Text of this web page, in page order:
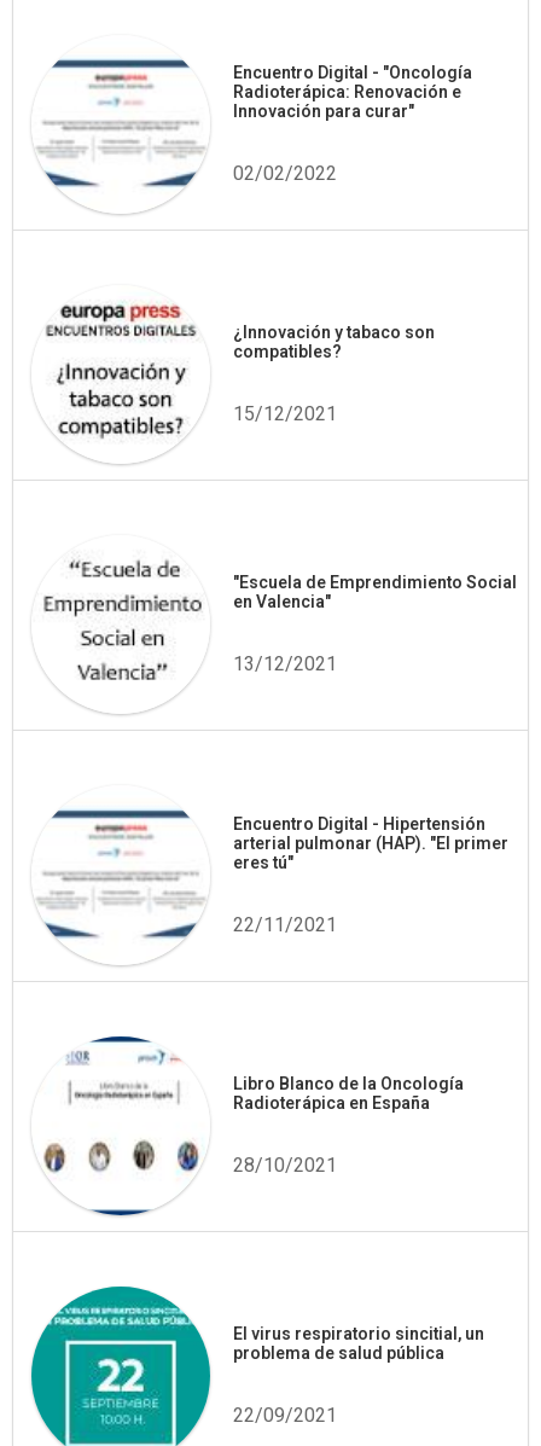
Encuentro Digital - "Oncología
Radioterápica: Renovación e
Innovación para curar"
02/02/2022
¿Innovación y tabaco son
compatibles?
15/12/2021
"Escuela de Emprendimiento Social
en Valencia"
13/12/2021
Encuentro Digital - Hipertensión
arterial pulmonar (HAP). "El primer
eres tú"
22/11/2021
Libro Blanco de la Oncología
Radioterápica en España
28/10/2021
El virus respiratorio sincitial, un
problema de salud pública
22/09/2021